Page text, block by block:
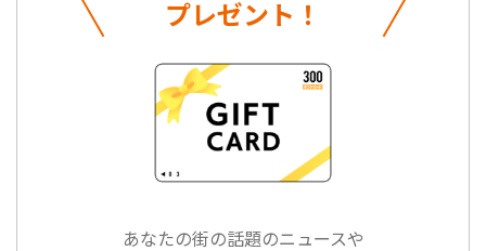
プレゼント！
あなたの街の話題のニュースや